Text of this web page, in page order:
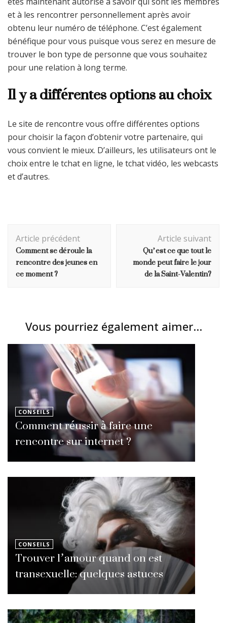
et à les rencontrer personnellement après avoir
obtenu leur numéro de téléphone. C’est également
bénéfique pour vous puisque vous serez en mesure de
trouver le bon type de personne que vous souhaitez
pour une relation à long terme.
Il y a différentes options au choix
Le site de rencontre vous offre différentes options
pour choisir la façon d’obtenir votre partenaire, qui
vous convient le mieux. D’ailleurs, les utilisateurs ont le
choix entre le tchat en ligne, le tchat vidéo, les webcasts
et d’autres.
d'article
Article précédent
Comment se déroule la
rencontre des jeunes en
ce moment ?
Article suivant
Qu’est ce que tout le
monde peut faire le jour
de la Saint-Valentin?
Vous pourriez également aimer...
CONSEILS
Comment réussir à faire une
rencontre sur internet ?
CONSEILS
Trouver l’amour quand on est
transexuelle: quelques astuces